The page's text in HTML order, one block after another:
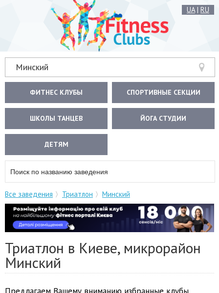
UA| RU
Минский
ФИТНЕС КЛУБЫ СПОРТИВНЫЕ СЕКЦИИ
ШКОЛЫ ТАНЦЕВ ЙОГА СТУДИИ
ДЕТЯМ
Все заведения Триатлон Минский
Триатлон в Киеве, микрорайон
Минский